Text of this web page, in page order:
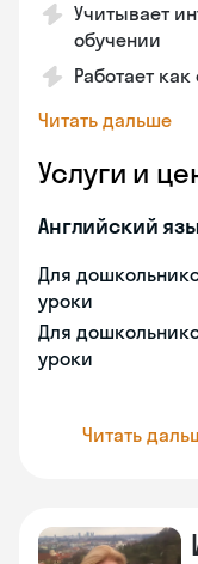
Учитывает
обучении
Работает
Читать дальше
Услуги и
Английский
Для
уроки
Для
уроки
Читать